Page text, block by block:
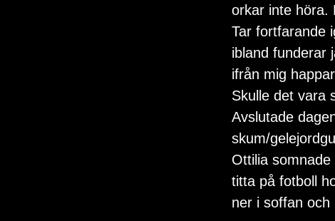
orkar inte höra.
Tar fortfarande
ibland funderar
ifrån mig
Skulle det vara
Avslutade
skum/
Ottilia somnade
titta på fotboll
ner i soffan